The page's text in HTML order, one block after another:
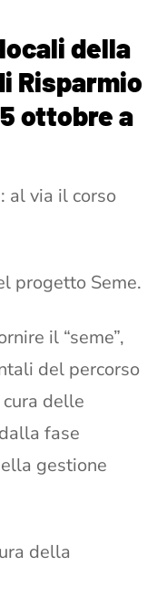
della
Risparmio
ottobre a
al via il corso
progetto Seme.
il “seme”,
del percorso
delle
fase
gestione
della